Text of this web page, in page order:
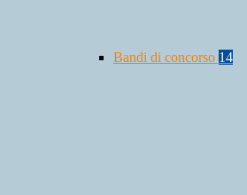
Bandi di concorso 14